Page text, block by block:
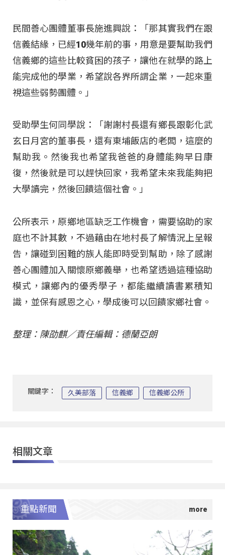
民間善心團體董事長施進興說：「那其實我們在跟
信義結緣，已經10幾年前的事，用意是要幫助我們
信義鄉的這些比較貧困的孩子，讓他在就學的路上
能完成他的學業，希望說各界所謂企業，一起來重
視這些弱勢團體。」
受助學生何同學說：「謝謝村長還有鄉長跟彰化武
玄日月宮的董事長，還有東埔飯店的老闆，這麼的
幫助我。然後我也希望我爸爸的身體能夠早日康
復，然後就是可以趕快回家，我希望未來我能夠把
大學讀完，然後回饋這個社會。」
公所表示，原鄉地區缺乏工作機會，需要協助的家
庭也不計其數，不過藉由在地村長了解情況上呈報
告，讓碰到困難的族人能即時受到幫助，除了感謝
善心團體加入關懷原鄉義舉，也希望透過這種協助
模式，讓鄉內的優秀學子，都能繼續讀書累積知
識，並保有感恩之心，學成後可以回饋家鄉社會。
整理：陳劭麒／責任編輯：德蘭亞朗
關鍵字： 久美部落 信義鄉 信義鄉公所
相關文章
重點新聞